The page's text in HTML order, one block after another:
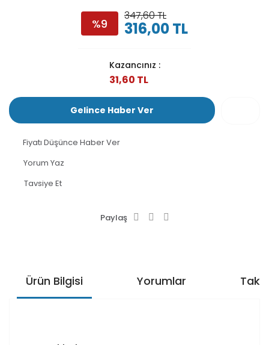
%9
347,60 TL
316,00 TL
Kazancınız :
31,60 TL
Gelince Haber Ver
Fiyatı Düşünce Haber Ver
Yorum Yaz
Tavsiye Et
Paylaş
Ürün Bilgisi Yorumlar